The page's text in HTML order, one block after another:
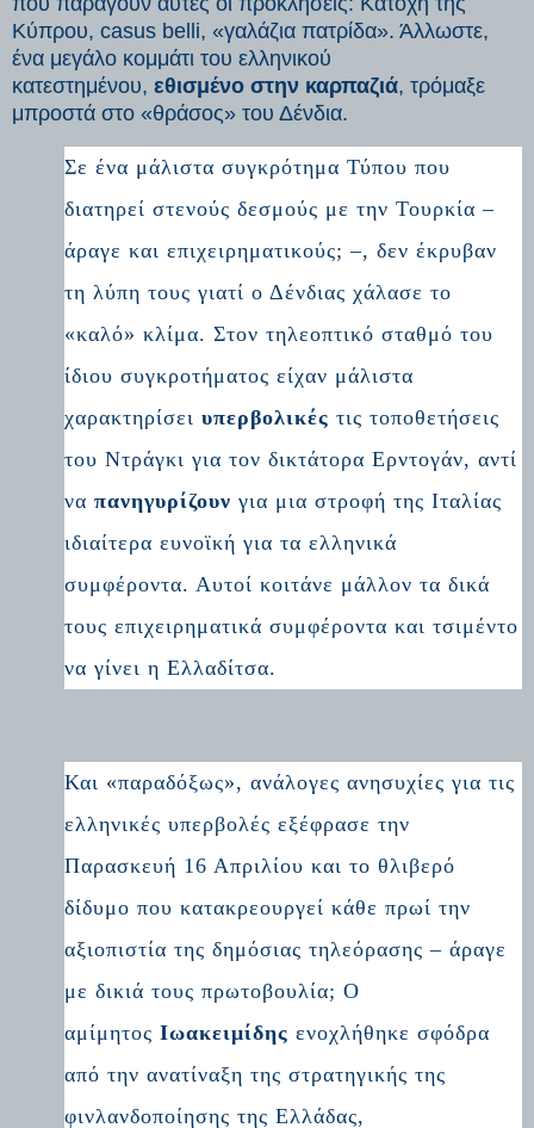
Κύπρου, casus belli, «γαλάζια πατρίδα». Άλλωστε,
ένα μεγάλο κομμάτι του ελληνικού
κατεστημένου, εθισμένο στην καρπαζιά, τρόμαξε
μπροστά στο «θράσος» του Δένδια.
Σε ένα μάλιστα συγκρότημα Τύπου που
διατηρεί στενούς δεσμούς με την Τουρκία –
άραγε και επιχειρηματικούς; –, δεν έκρυβαν
τη λύπη τους γιατί ο Δένδιας χάλασε το
«καλό» κλίμα. Στον τηλεοπτικό σταθμό του
ίδιου συγκροτήματος είχαν μάλιστα
χαρακτηρίσειυπερβολικές τις τοποθετήσεις
του Ντράγκι για τον δικτάτορα Ερντογάν, αντί
ναπανηγυρίζουν για μια στροφή της Ιταλίας
ιδιαίτερα ευνοϊκή για τα ελληνικά
συμφέροντα. Αυτοί κοιτάνε μάλλον τα δικά
τους επιχειρηματικά συμφέροντα και τσιμέντο
να γίνει η Ελλαδίτσα.
Και «παραδόξως», ανάλογες ανησυχίες για τις
ελληνικές υπερβολές εξέφρασε την
Παρασκευή 16 Απριλίου και το θλιβερό
δίδυμο που κατακρεουργεί κάθε πρωί την
αξιοπιστία της δημόσιας τηλεόρασης – άραγε
με δικιά τους πρωτοβουλία; Ο
αμίμητοςΙωακειμίδης ενοχλήθηκε σφόδρα
από την ανατίναξη της στρατηγικής της
φινλανδοποίησης της Ελλάδας,